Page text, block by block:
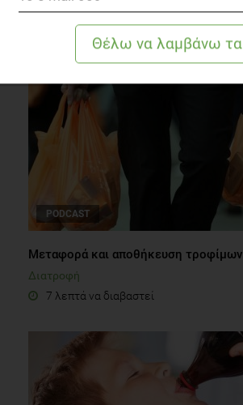
Διατροφή
PODCAST
Μεταφορά και αποθήκευση τροφίμων
Διατροφή
7 λεπτά να διαβαστεί